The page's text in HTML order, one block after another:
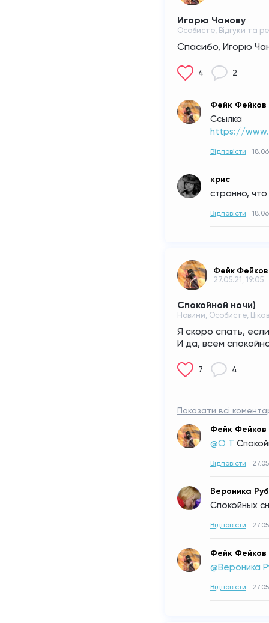
Игорю Чанову
Особисте, Відгуки та
Спасибо, Игорю
4 2
Фейк Фейков
Ссылка
https://
Відповісти
крис
странно,
Відповісти
Фейк Фейков
27.05.21, 19:05
Спокойной ночи)
Новини, Особисте,
Я скоро спать,
И да, всем
7 4
Показати всі
Фейк Фейков
@О Т
Відповісти
Вероника
Спокойных
Відповісти
Фейк Фейков
@Вероника
Відповісти